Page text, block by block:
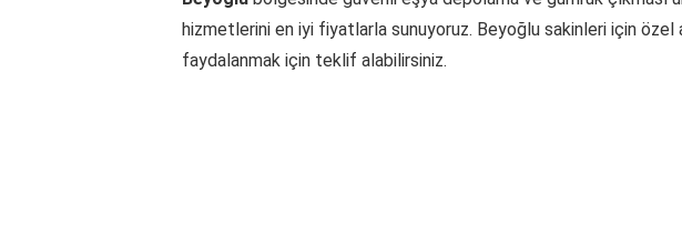
hizmetlerini en iyi fiyatlarla sunuyoruz. Beyoğlu sakinleri için özel
faydalanmak için teklif alabilirsiniz.